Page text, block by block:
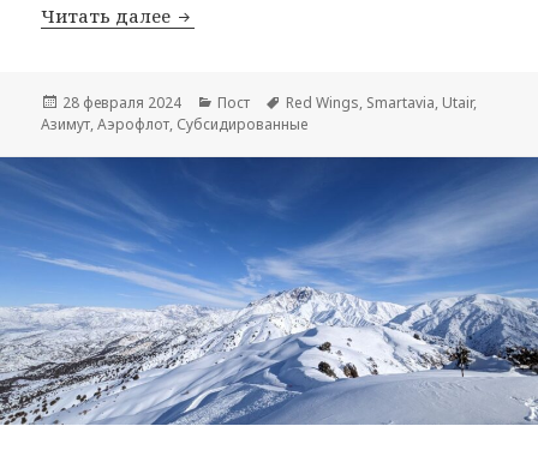
Читать далее Субсидированные билеты из
Опубликовано
28 февраля 2024 Рубрики
Пост Метки
Red Wings, Smartavia, Utair,
Азимут,Аэрофлот, Субсидированные